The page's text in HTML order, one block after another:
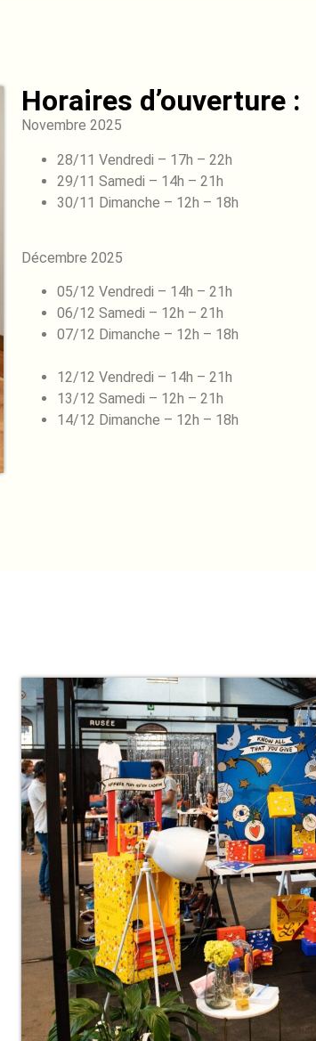
Horaires d’ouverture :
Novembre 2025
28/11 Vendredi – 17h – 22h
29/11 Samedi – 14h – 21h
30/11 Dimanche – 12h – 18h
Décembre 2025
05/12 Vendredi – 14h – 21h
06/12 Samedi – 12h – 21h
07/12 Dimanche – 12h – 18h
12/12 Vendredi – 14h – 21h
13/12 Samedi – 12h – 21h
14/12 Dimanche – 12h – 18h